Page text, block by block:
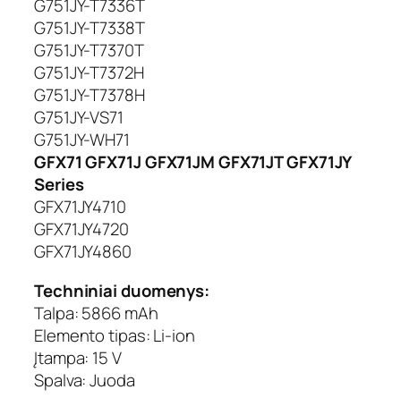
G751JY-T7336T
G751JY-T7338T
G751JY-T7370T
G751JY-T7372H
G751JY-T7378H
G751JY-VS71
G751JY-WH71
GFX71 GFX71J GFX71JM GFX71JT GFX71JY
Series
GFX71JY4710
GFX71JY4720
GFX71JY4860
Techniniai duomenys:
Talpa: 5866 mAh
Elemento tipas: Li-ion
Įtampa: 15 V
Spalva: Juoda